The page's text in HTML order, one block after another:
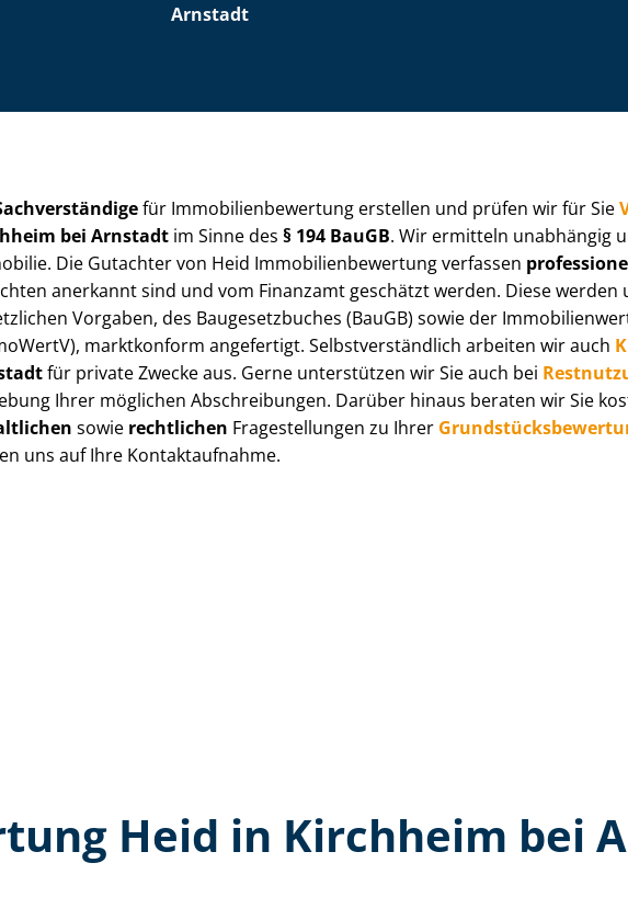
Arnstadt
für Im­mo­bi­li­en­be­wer­tung erstellen und prüfen wir für Sie
bei Arnstadt im Sinne des§ 194 BauGB. Wir ermitteln unabhängig
Die Gutachter von Heid Im­mo­bi­li­en­be­wer­tung verfassen
anerkannt sind und vom Finanzamt geschätzt werden. Diese
Vorgaben, des Baugesetzbuches (BauGB) sowie der
marktkonform angefertigt. Selbst­ver­ständ­lich arbeiten wir auch
für private Zwecke aus. Gerne unterstützen wir Sie auch bei
Ihrer möglichen Abschreibungen. Darüber hinaus beraten wir Sie
sowie rechtlichen Fragestellungen zu Ihrer
uns auf Ihre Kontaktaufnahme.
Heid in Kirchheim bei